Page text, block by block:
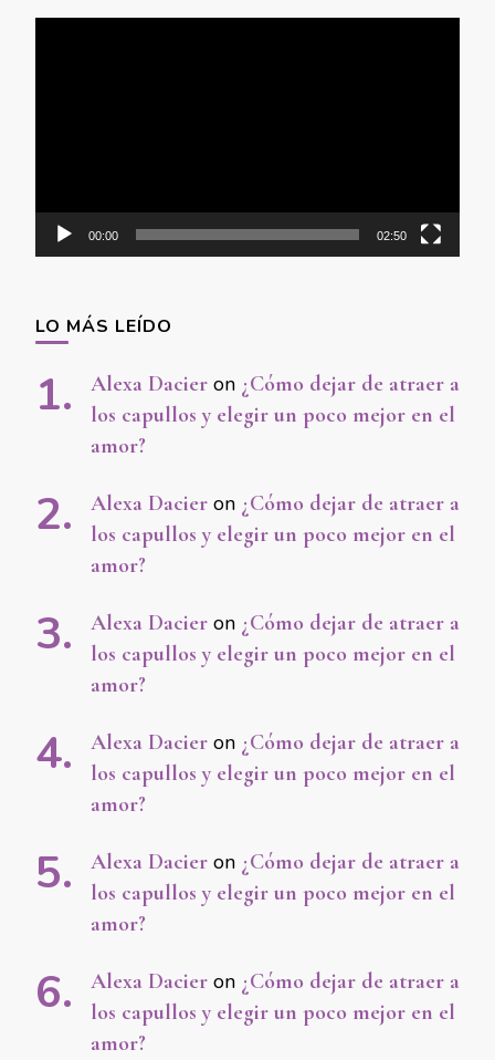
00:00 02:50
LO MÁS LEÍDO
Alexa Dacier on ¿Cómo dejar de atraer a
los capullos y elegir un poco mejor en el
amor?
Alexa Dacier on ¿Cómo dejar de atraer a
los capullos y elegir un poco mejor en el
amor?
Alexa Dacier on ¿Cómo dejar de atraer a
los capullos y elegir un poco mejor en el
amor?
Alexa Dacier on ¿Cómo dejar de atraer a
los capullos y elegir un poco mejor en el
amor?
Alexa Dacier on ¿Cómo dejar de atraer a
los capullos y elegir un poco mejor en el
amor?
Alexa Dacier on ¿Cómo dejar de atraer a
los capullos y elegir un poco mejor en el
amor?